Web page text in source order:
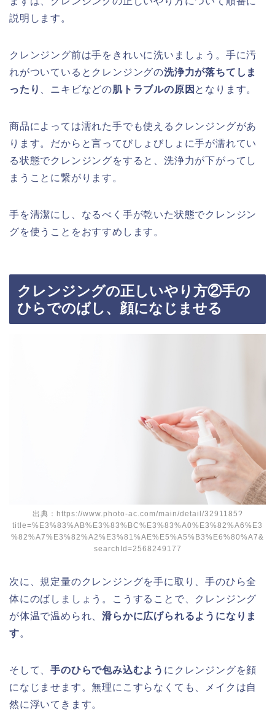
説明します。
クレンジング前は手をきれいに洗いましょう。手に汚
れがついているとクレンジングの洗浄力が落ちてしま
ったり
、ニキビなどの肌トラブルの原因 となります。
商品によっては濡れた手でも使えるクレンジングがあ
ります。だからと言ってびしょびしょに手が濡れてい
る状態でクレンジングをすると、洗浄力が下がってし
まうことに繋がります。
手を清潔にし、なるべく手が乾いた状態でクレンジン
グを使うことをおすすめします。
クレンジングの正しいやり方②手の
ひらでのばし、顔になじませる
出典：https://www.photo-ac.com/main/detail/3291185?
title=%E3%83%AB%E3%83%BC%E3%83%A0%E3%82%A6%E3
%82%A7%E3%82%A2%E3%81%AE%E5%A5%B3%E6%80%A7&
searchId=2568249177
次に、規定量のクレンジングを手に取り、手のひら全
体にのばしましょう。こうすることで、クレンジング
が体温で温められ、滑らかに広げられるようになりま
す。
そして、手のひらで包み込むよう にクレンジングを顔
になじませます。無理にこすらなくても、メイクは自
然に浮いてきます。